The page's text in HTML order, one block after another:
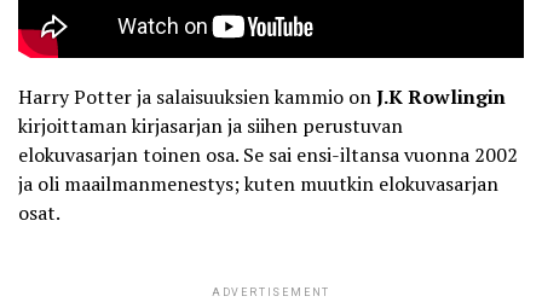
Harry Potter ja salaisuuksien kammio onJ.K Rowlingin
kirjoittaman kirjasarjan ja siihen perustuvan
elokuvasarjan toinen osa. Se sai ensi-iltansa vuonna 2002
ja oli maailmanmenestys; kuten muutkin elokuvasarjan
osat.
ADVERTISEMENT